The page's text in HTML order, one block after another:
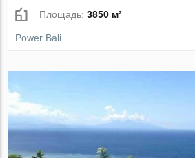
Площадь:3850 м²
Power Bali